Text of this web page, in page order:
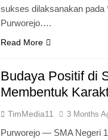
sukses dilaksanakan pada
Purworejo….
Read More
Budaya Positif di
Membentuk
TimMedia11 3 Months
Purworejo — SMA Negeri